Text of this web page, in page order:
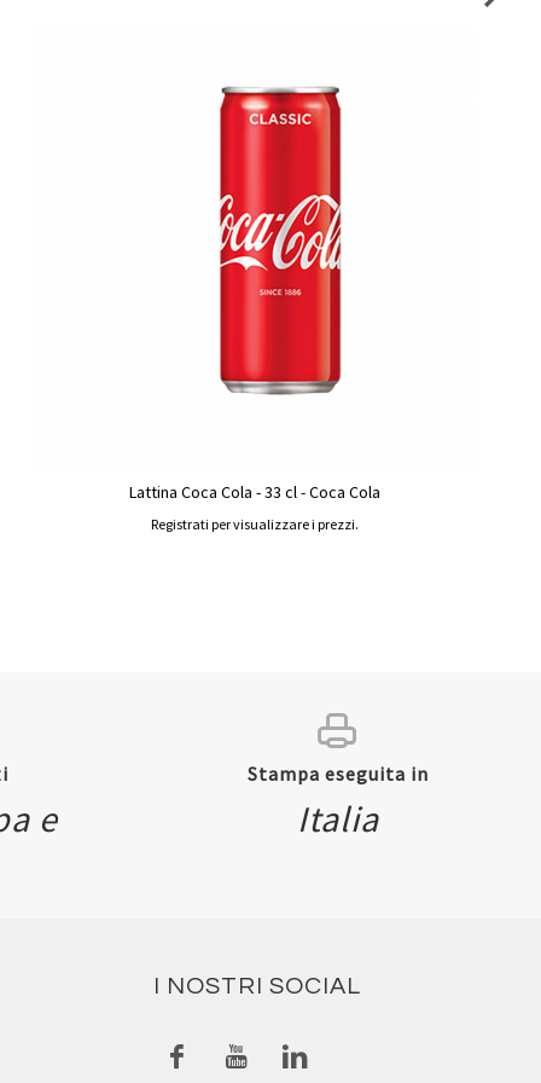
Lattina Coca Cola - 33 cl - Coca Cola
Registrati per visualizzare i prezzi.
e
Stampa eseguita in
Italia
I NOSTRI SOCIAL